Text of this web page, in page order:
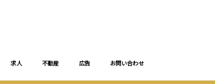
求人 不動産 広告 お問い合わせ